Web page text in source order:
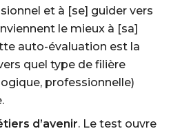
et à [se] guider vers
le mieux à [sa]
auto-évaluation est la
quel type de filière
professionnelle)
d’avenir. Le test ouvre